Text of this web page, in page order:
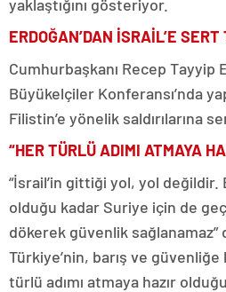
yaklaştığını gösteriyor.
ERDOĞAN’DAN İSRAİL’E
Cumhurbaşkanı Recep Tayyip
Büyükelçiler Konferansı’nda
Filistin’e yönelik saldırılarına
“HER TÜRLÜ ADIMI ATMAYA
“İsrail’in gittiği yol, yol değildir.
olduğu kadar Suriye için de
dökerek güvenlik sağlanamaz”
Türkiye’nin, barış ve
türlü adımı atmaya hazır